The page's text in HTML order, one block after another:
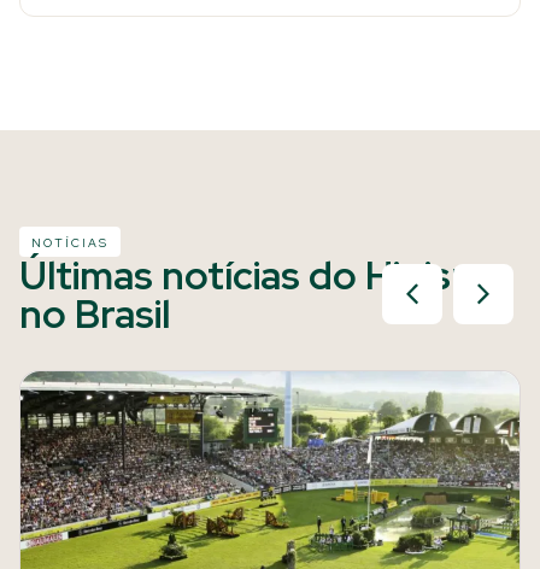
NOTÍCIAS
Últimas notícias do Hipismo
no Brasil